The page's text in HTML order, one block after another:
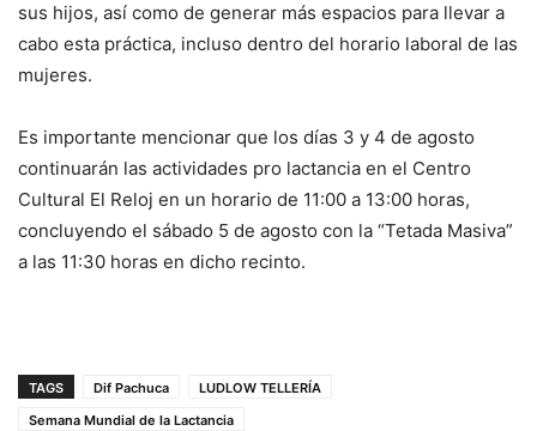
sus hijos, así como de generar más espacios para llevar a
cabo esta práctica, incluso dentro del horario laboral de las
mujeres.
Es importante mencionar que los días 3 y 4 de agosto
continuarán las actividades pro lactancia en el Centro
Cultural El Reloj en un horario de 11:00 a 13:00 horas,
concluyendo el sábado 5 de agosto con la “Tetada Masiva”
a las 11:30 horas en dicho recinto.
TAGS Dif Pachuca
LUDLOW TELLERÍA
Semana Mundial de la Lactancia